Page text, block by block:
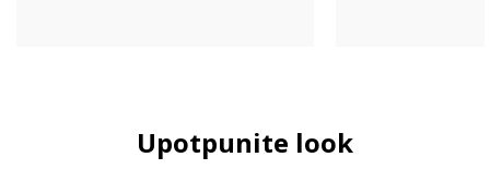
Upotpunite look